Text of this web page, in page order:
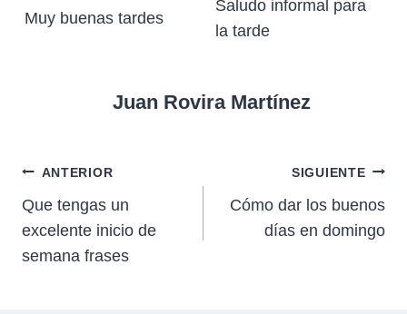
Muy buenas tardes
Saludo informal para
la tarde
Juan Rovira Martínez
Navegación
de
entradas
ANTERIOR
Que tengas un
excelente inicio de
semana frases
SIGUIENTE
Cómo dar los buenos
días en domingo